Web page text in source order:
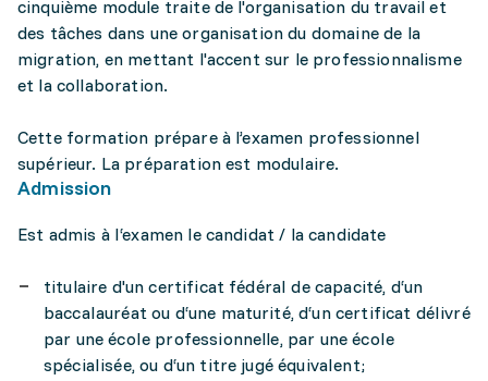
cinquième module traite de l'organisation du travail et
des tâches dans une organisation du domaine de la
migration, en mettant l'accent sur le professionnalisme
et la collaboration.
Cette formation prépare à l’examen professionnel
supérieur. La préparation est modulaire.
Admission
Est admis à I‘examen le candidat / la candidate
titulaire d'un certificat fédéraI de capacité, d‘un
baccaIauréat ou d‘une maturité, d‘un certificat déIivré
par une écoIe professionnelle, par une écoIe
spéciaIisée, ou d‘un titre jugé équivaIent;